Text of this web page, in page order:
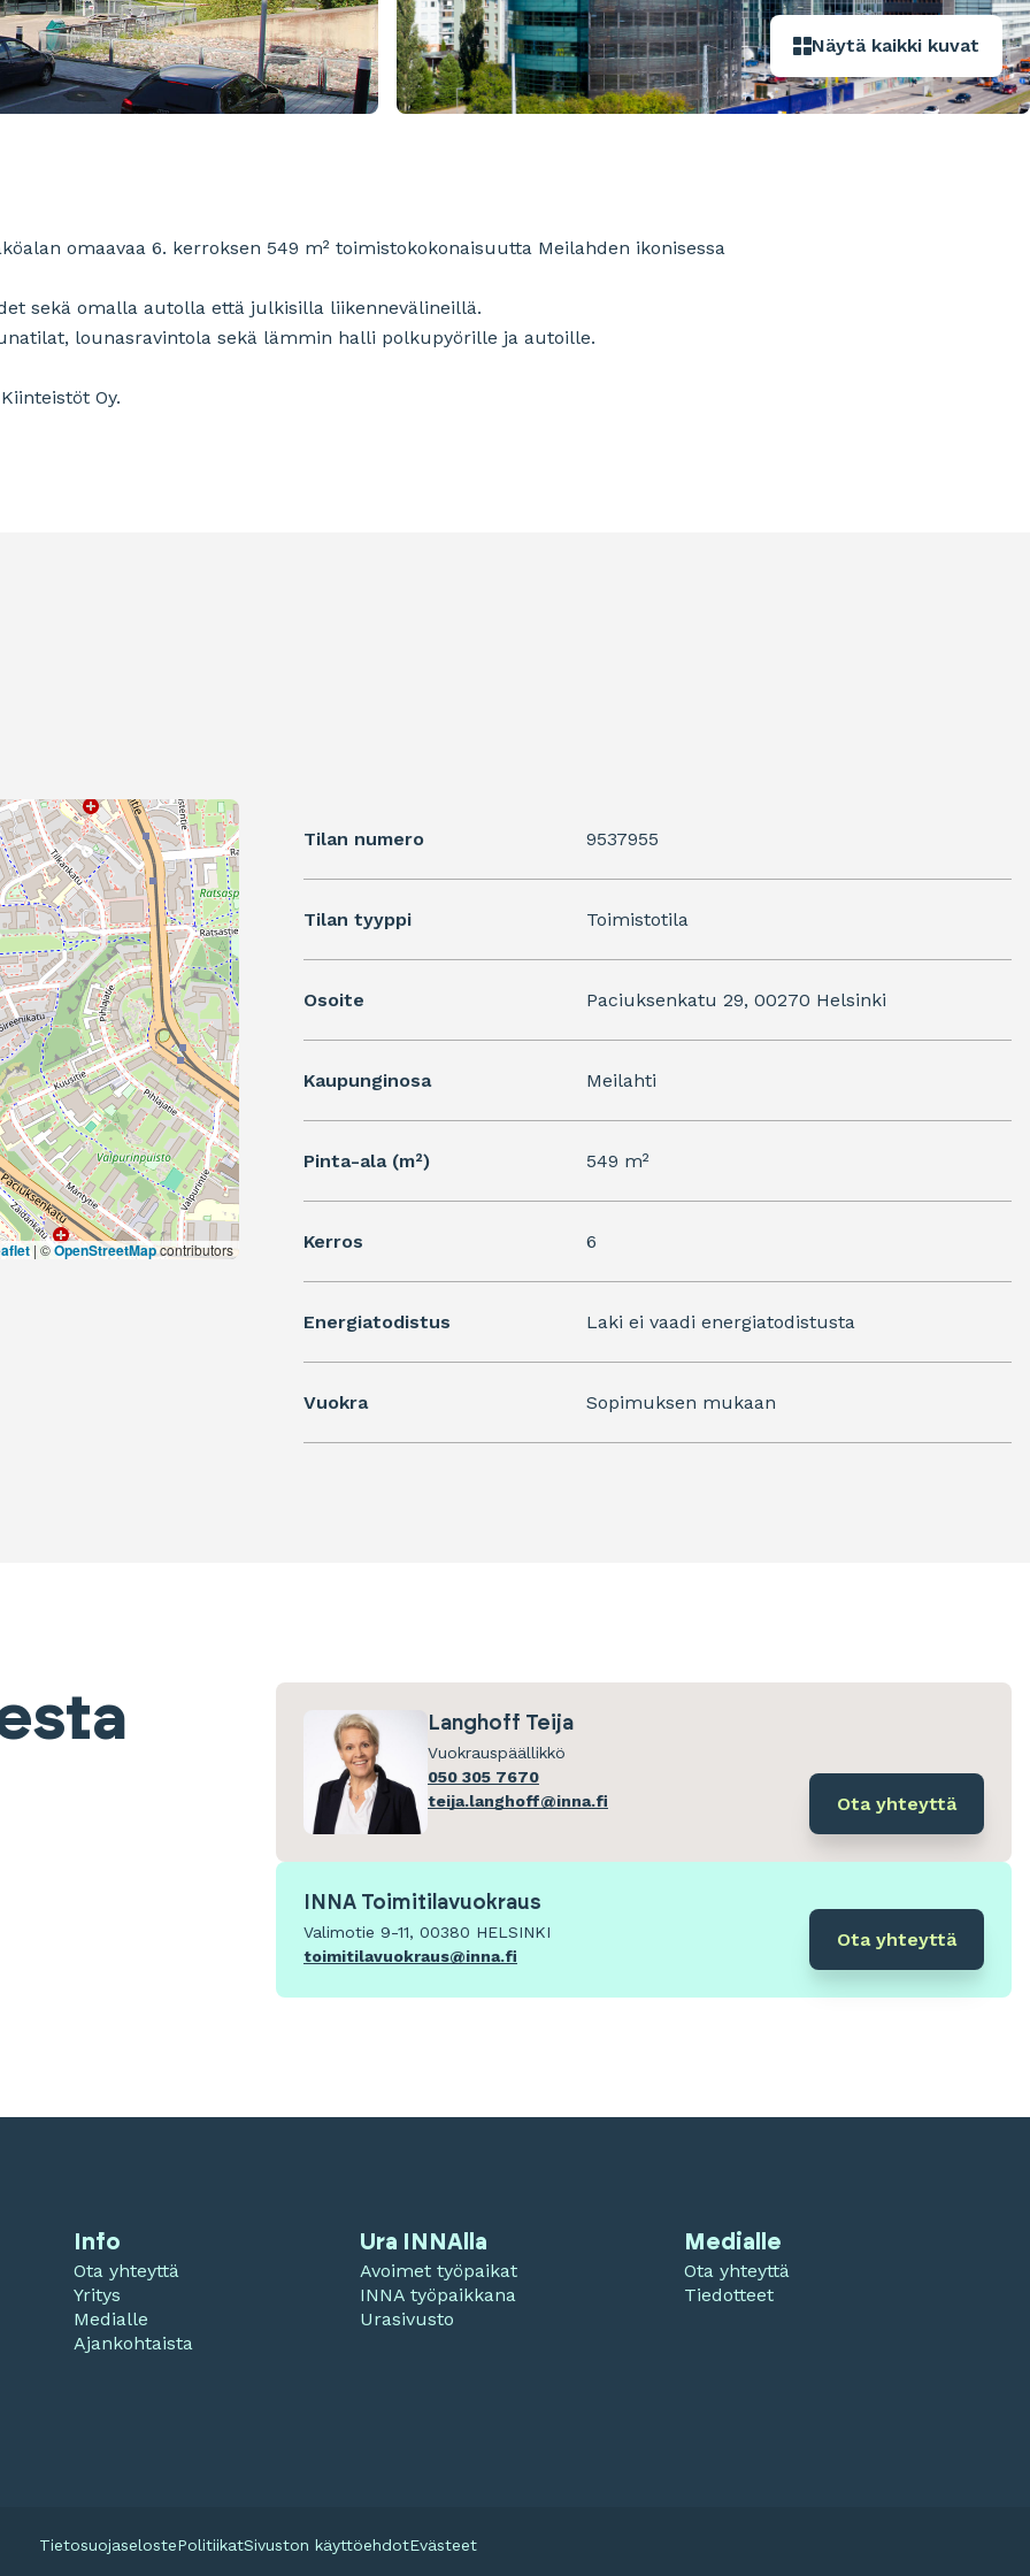
Näytä kaikki kuvat
omaavaa 6. kerroksen 549 m² toimistokokonaisuutta Meilahden ikonisessa
sekä omalla autolla että julkisilla liikennevälineillä.
lounasravintola sekä lämmin halli polkupyörille ja autoille.
Oy.
| ©OpenStreetMapcontributors
Tilan numero 9537955
Tilan tyyppi Toimistotila
Osoite Paciuksenkatu 29, 00270 Helsinki
Kaupunginosa Meilahti
Pinta-ala (m²) 549 m²
Kerros 6
Energiatodistus Laki ei vaadi energiatodistusta
Vuokra Sopimuksen mukaan
Langhoff Teija
Vuokrauspäällikkö
050 305 7670
teija.langhoff@inna.fi
Ota yhteyttä
INNA Toimitilavuokraus
Valimotie 9-11, 00380 HELSINKI
toimitilavuokraus@inna.fi
Ota yhteyttä
Info
Ota yhteyttä
Yritys
Medialle
Ajankohtaista
Ura INNAlla
Avoimet työpaikat
INNA työpaikkana
Urasivusto
Medialle
Ota yhteyttä
Tiedotteet
TietosuojaselostePolitiikatSivuston käyttöehdotEvästeet